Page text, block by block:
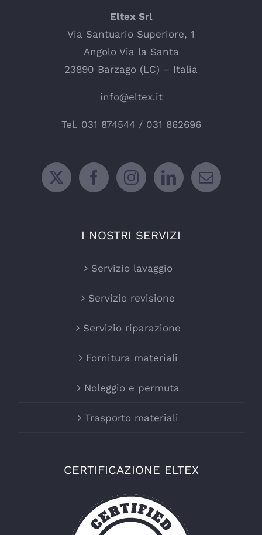
Eltex Srl
Via Santuario Superiore, 1
Angolo Via la Santa
23890 Barzago (LC) – Italia
info@eltex.it
Tel. 031 874544/ 031 862696
I NOSTRI SERVIZI
Servizio lavaggio
Servizio revisione
Servizio riparazione
Fornitura materiali
Noleggio e permuta
Trasporto materiali
CERTIFICAZIONE ELTEX